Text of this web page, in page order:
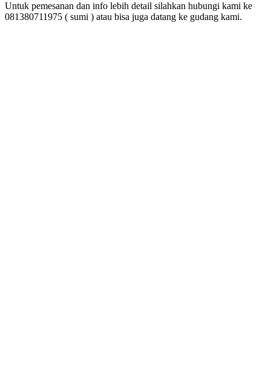
Untuk pemesanan dan info lebih detail silahkan hubungi kami ke
081380711975 ( sumi ) atau bisa juga datang ke gudang kami.